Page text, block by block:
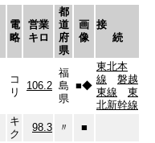
電
略
営業
キロ
都
道
府
県
画
像
接
続
コ
リ
106.2
福
島
県
■◆
東北本
線
磐越
東線
東
北新幹線
キ
ク
98.3 〃
■